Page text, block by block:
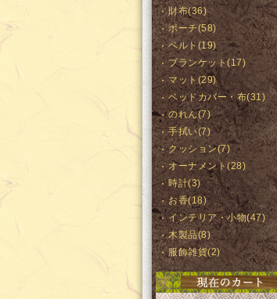
財布(36)
ポーチ(58)
ベルト(19)
ブランケット(17)
マット(29)
ベッドカバー・布(31)
のれん(7)
手拭い(7)
クッション(7)
オーナメント(28)
時計(3)
お香(18)
インテリア・小物(47)
木製品(8)
服飾雑貨(2)